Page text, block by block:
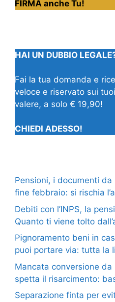
FIRMA anche Tu!
HAI UN DUBBIO
Fai la tua domanda e
veloce e riservato sui
valere, a solo € 19,90!
CHIEDI ADESSO!
Pensioni, i documenti da
fine febbraio: si rischia
Debiti con l’INPS, la
Quanto ti viene tolto
Pignoramento beni in
puoi portare via: tutta la
Mancata conversione
spetta il risarcimento:
Separazione finta per